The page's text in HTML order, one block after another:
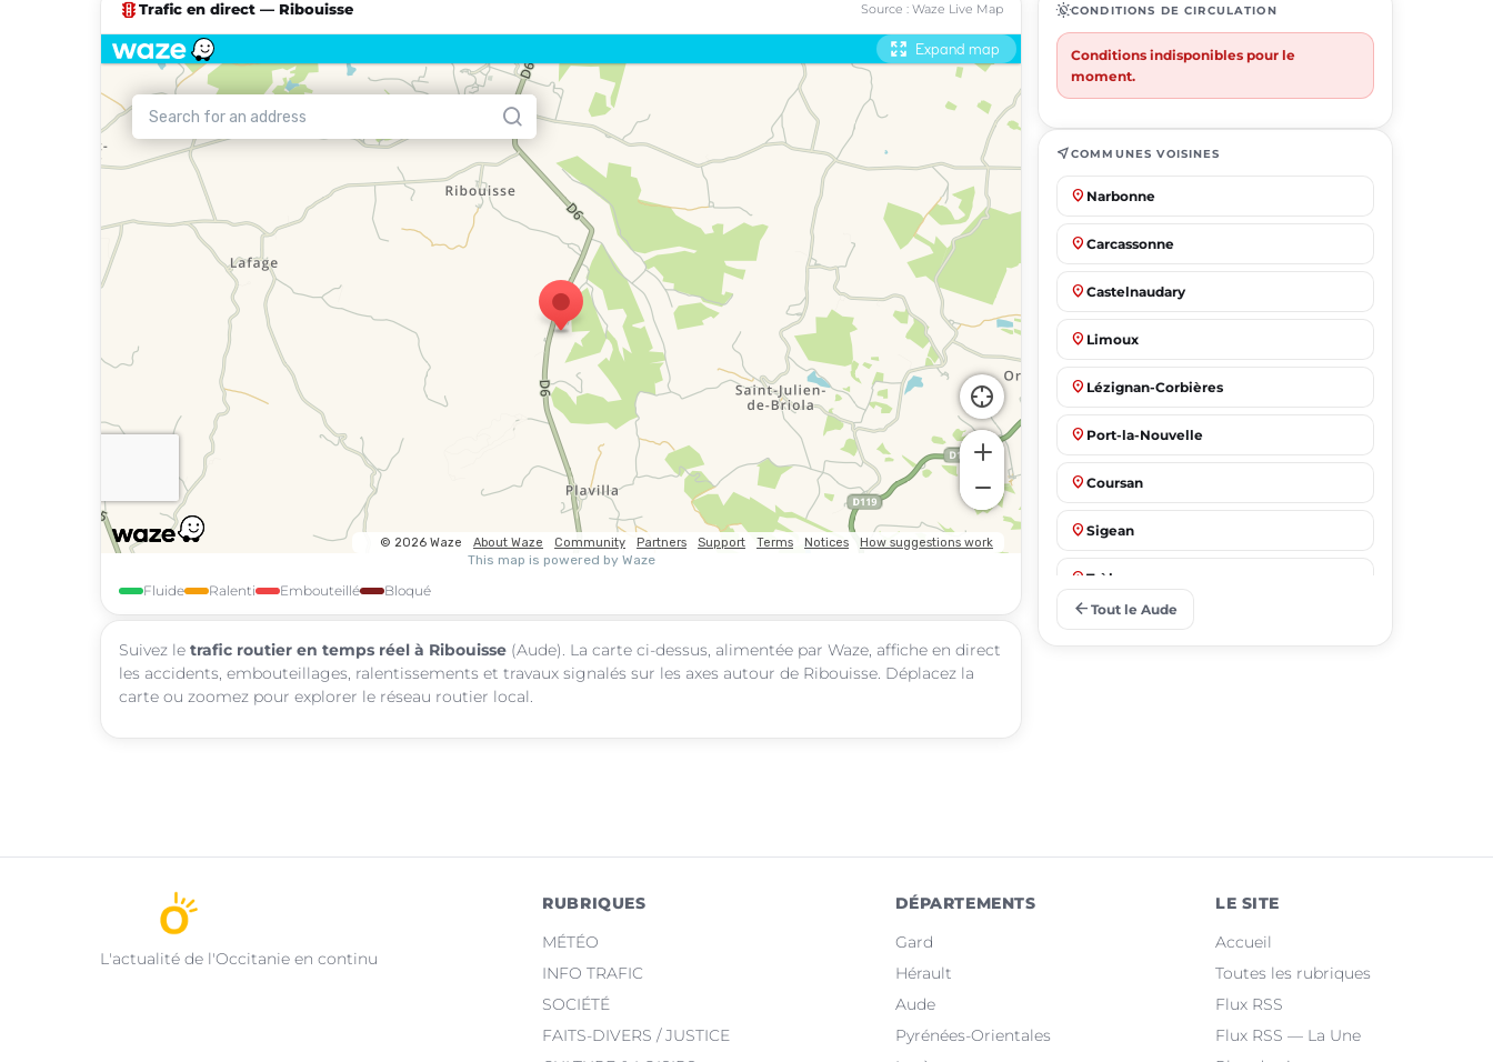
traffic Trafic en direct — Ribouisse Source : Waze Live Map
Fluide Ralenti Embouteillé Bloqué
Suivez le trafic routier en temps réel à Ribouisse (Aude). La carte ci-dessus, alimentée par Waze, affiche en direct
les accidents, embouteillages, ralentissements et travaux signalés sur les axes autour de Ribouisse. Déplacez la
carte ou zoomez pour explorer le réseau routier local.
routineCONDITIONS DE CIRCULATION
Conditions indisponibles pour le
moment.
near_meCOMMUNES VOISINES
place Narbonne
place Carcassonne
place Castelnaudary
place Limoux
place Lézignan-Corbières
place Port-la-Nouvelle
place Coursan
place Sigean
place Trèbes
arrow_back Tout le Aude
L'actualité de l'Occitanie en continu
RUBRIQUES
MÉTÉO
INFO TRAFIC
SOCIÉTÉ
FAITS-DIVERS / JUSTICE
DÉPARTEMENTS
Gard
Hérault
Aude
Pyrénées-Orientales
LE SITE
Accueil
Toutes les rubriques
Flux RSS
Flux RSS — La Une